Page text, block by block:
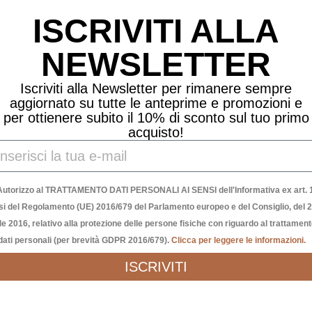
IN LEGNO “IL MEGLIO DEVE ANCORA
ISCRIVITI ALLA
NEWSLETTER
Iscriviti alla Newsletter per rimanere sempre
aggiornato su tutte le anteprime e promozioni e
per ottienere subito il 10% di sconto sul tuo primo
acquisto!
al TRATTAMENTO DATI PERSONALI AI SENSI dell'Informativa ex art.
del Regolamento (UE) 2016/679 del Parlamento europeo e del Consiglio, del
2016, relativo alla protezione delle persone fisiche con riguardo al
personali (per brevità GDPR 2016/679). Clicca per leggere le informazioni.
ISCRIVITI